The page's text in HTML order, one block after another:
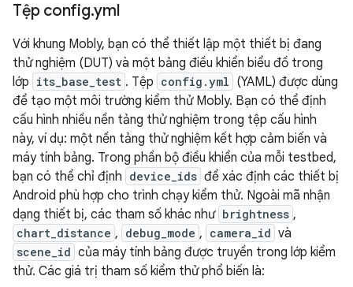
Tệp config.yml
Với khung Mobly, bạn có thể thiết lập một thiết bị đang
thử nghiệm (DUT) và một bảng điều khiển biểu đồ trong
lớp its_base_test . Tệp config.yml (YAML) được dùng
để tạo một môi trường kiểm thử Mobly. Bạn có thể định
cấu hình nhiều nền tảng thử nghiệm trong tệp cấu hình
này, ví dụ: một nền tảng thử nghiệm kết hợp cảm biến và
máy tính bảng. Trong phần bộ điều khiển của mỗi testbed,
bạn có thể chỉ định device_ids để xác định các thiết bị
Android phù hợp cho trình chạy kiểm thử. Ngoài mã nhận
dạng thiết bị, các tham số khác như brightness ,
chart_distance , debug_mode , camera_id và
scene_id của máy tính bảng được truyền trong lớp kiểm
thử. Các giá trị tham số kiểm thử phổ biến là: